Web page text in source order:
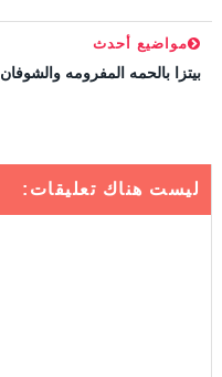
مواضيع أحدث
بيتزا بالحمه المفرومه والشوفان
ليست هناك تعليقات: